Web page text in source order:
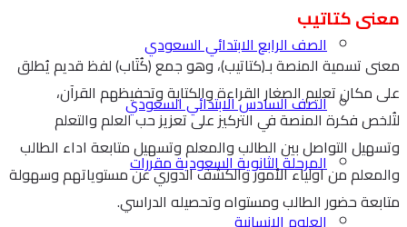
الصف الرابع الابتدائي السعودي
الصف السادس الابتدائي السعودي
المرحلة الثانوية السعودية مقررات
العلوم الانسانية
معنى كتاتيب
معنى تسمية المنصة بـ(كتاتيب)، وهو جمع (كُتَاب) لفظ قديم يُطلق
على مكان تعليم الصغار القراءة والكتابة وتحفيظهم القرآن،
لتُلخص فكرة المنصة في التركيز على تعزيز حب العلم والتعلم
وتسهيل التواصل بين الطالب والمعلم وتسهيل متابعة اداء الطالب
والمعلم من اولياء الأمور والكشف الدوري عن مستوياتهم وسهولة
متابعة حضور الطالب ومستواه وتحصيله الدراسي.